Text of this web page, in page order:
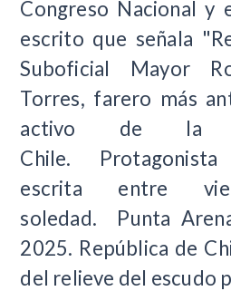
Congreso Nacional y
escrito que señala
Suboficial Mayor
Torres, farero más
activo de la
Chile. Protagonista
escrita entre
soledad. Punta
2025. República de
del relieve del escudo